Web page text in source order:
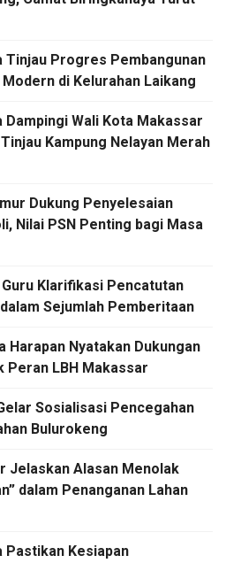
Tinjau Progres Pembangunan
Modern di Kelurahan Laikang
Dampingi Wali Kota Makassar
Kampung Nelayan Merah
Dukung Penyelesaian
Nilai PSN Penting bagi Masa
Guru Klarifikasi Pencatutan
Sejumlah Pemberitaan
Harapan Nyatakan Dukungan
Peran LBH Makassar
Sosialisasi Pencegahan
Bulurokeng
Jelaskan Alasan Menolak
dalam Penanganan Lahan
Pastikan Kesiapan